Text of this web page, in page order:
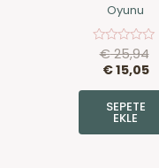
Oyunu
üzerinden
€25,94
€15,05
SEPETE
EKLE